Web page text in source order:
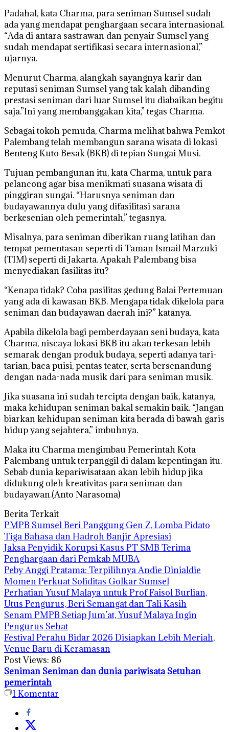
Padahal, kata Charma, para seniman Sumsel sudah
ada yang mendapat penghargaan secara internasional.
“Ada di antara sastrawan dan penyair Sumsel yang
sudah mendapat sertifikasi secara internasional,”
ujarnya.
Menurut Charma, alangkah sayangnya karir dan
reputasi seniman Sumsel yang tak kalah dibanding
prestasi seniman dari luar Sumsel itu diabaikan begitu
saja.”Ini yang membanggakan kita,” tegas Charma.
Sebagai tokoh pemuda, Charma melihat bahwa Pemkot
Palembang telah membangun sarana wisata di lokasi
Benteng Kuto Besak (BKB) di tepian Sungai Musi.
Tujuan pembangunan itu, kata Charma, untuk para
pelancong agar bisa menikmati suasana wisata di
pinggiran sungai. “Harusnya seniman dan
budayawannya dulu yang difasilitasi sarana
berkesenian oleh pemerintah,” tegasnya.
Misalnya, para seniman diberikan ruang latihan dan
tempat pementasan seperti di Taman Ismail Marzuki
(TIM) seperti di Jakarta. Apakah Palembang bisa
menyediakan fasilitas itu?
“Kenapa tidak? Coba pasilitas gedung Balai Pertemuan
yang ada di kawasan BKB. Mengapa tidak dikelola para
seniman dan budayawan daerah ini?” katanya.
Apabila dikelola bagi pemberdayaan seni budaya, kata
Charma, niscaya lokasi BKB itu akan terkesan lebih
semarak dengan produk budaya, seperti adanya tari-
tarian, baca puisi, pentas teater, serta bersenandung
dengan nada-nada musik dari para seniman musik.
Jika suasana ini sudah tercipta dengan baik, katanya,
maka kehidupan seniman bakal semakin baik. “Jangan
biarkan kehidupan seniman kita berada di bawah garis
hidup yang sejahtera,” imbuhnya.
Maka itu Charma mengimbau Pemerintah Kota
Palembang untuk terpanggil di dalam kepentingan itu.
Sebab dunia kepariwisataan akan lebih hidup jika
didukung oleh kreativitas para seniman dan
budayawan.(Anto Narasoma)
Berita Terkait
PMPB Sumsel Beri Panggung Gen Z, Lomba Pidato
Tiga Bahasa dan Hadroh Banjir Apresiasi
Jaksa Penyidik Korupsi Kasus PT SMB Terima
Penghargaan dari Pemkab MUBA
Peby Anggi Pratama: Terpilihnya Andie Dinialdie
Momen Perkuat Soliditas Golkar Sumsel
Perhatian Yusuf Malaya untuk Prof Faisol Burlian,
Utus Pengurus, Beri Semangat dan Tali Kasih
Senam PMPB Setiap Jum’at, Yusuf Malaya Ingin
Pengurus Sehat
Festival Perahu Bidar 2026 Disiapkan Lebih Meriah,
Venue Baru di Keramasan
Post Views: 86
Seniman Seniman dan dunia pariwisata Setuhan
pemerintah
1Komentar